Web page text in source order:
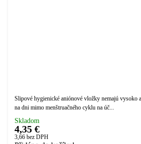
Slipové hygienické aniónové vložky nemajú vysoko
na dni mimo menštruačného cyklu na úč...
Skladom
4,35 €
3,66 bez DPH